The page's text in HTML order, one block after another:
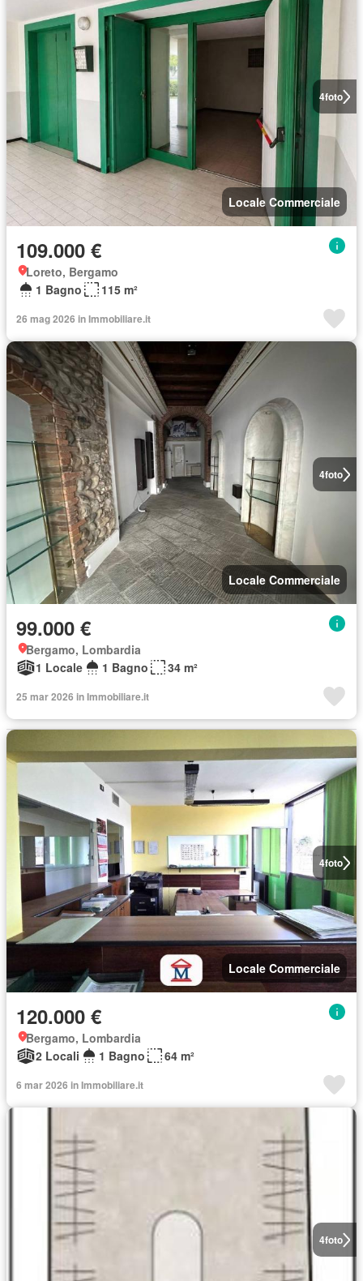
4foto
Locale Commerciale
109.000 €
Loreto, Bergamo
1 Bagno
115 m²
26 mag 2026 in Immobiliare.it
4foto
Locale Commerciale
99.000 €
Bergamo, Lombardia
1 Locale
1 Bagno 34 m²
25 mar 2026 in Immobiliare.it
4foto
Locale Commerciale
120.000 €
Bergamo, Lombardia
2 Locali
1 Bagno 64 m²
6 mar 2026 in Immobiliare.it
4foto